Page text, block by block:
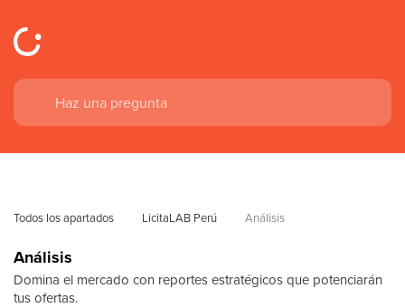
Todos los apartados LicitaLAB Perú Análisis
Análisis
Domina el mercado con reportes estratégicos que potenciarán
tus ofertas.